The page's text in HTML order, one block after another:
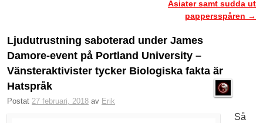
Asiater samt sudda ut
pappersspåren →
Ljudutrustning saboterad under James
Damore-event på Portland University –
Vänsteraktivister tycker Biologiska fakta är
Hatspråk
Postat 27 februari, 2018 av Erik
Så